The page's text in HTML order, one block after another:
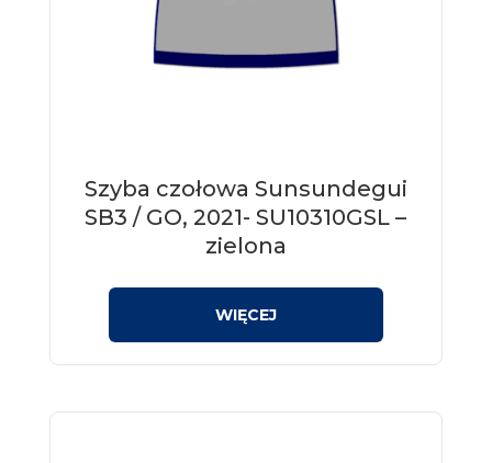
Szyba czołowa Sunsundegui
SB3 / GO, 2021- SU10310GSL –
zielona